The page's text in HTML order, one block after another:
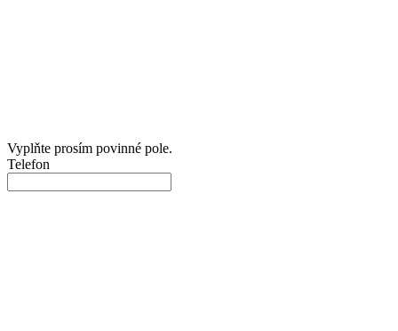
Vyplňte prosím povinné pole.
Telefon